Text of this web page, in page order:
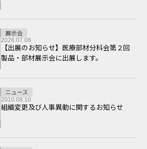
展示会
2026.07.08
【出展のお知らせ】医療部材分科会第２回
製品・部材展示会に出展します。
ニュース
2010.08.10
組織変更及び人事異動に関するお知らせ